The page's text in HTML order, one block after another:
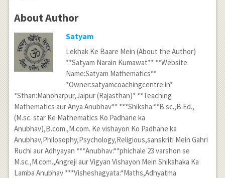
About Author
Satyam
Lekhak Ke Baare Mein (About the Author)
**Satyam Narain Kumawat** **Website
Name:Satyam Mathematics**
*Owner:satyamcoachingcentre.in*
*Sthan:Manoharpur,Jaipur (Rajasthan)* **Teaching
Mathematics aur Anya Anubhav** ***Shiksha:**B.sc.,B.Ed.,
(M.sc. star Ke Mathematics Ko Padhane ka
Anubhav),B.com.,M.com. Ke vishayon Ko Padhane ka
Anubhav,Philosophy,Psychology,Religious,sanskriti Mein Gahri
Ruchi aur Adhyayan ***Anubhav:**phichale 23 varshon se
M.sc.,M.com.,Angreji aur Vigyan Vishayon Mein Shikshaka Ka
Lamba Anubhav ***Visheshagyata:*Maths,Adhyatma